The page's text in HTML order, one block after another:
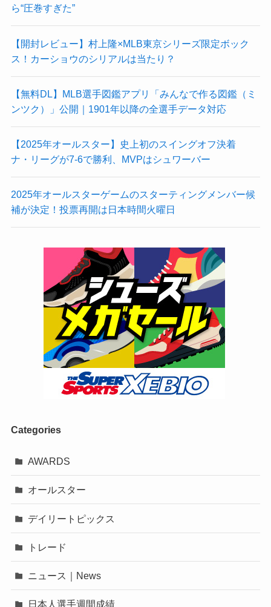
ら“圧巻すぎた”
【開封レビュー】村上隆×MLB東京シリーズ限定ボック
ス！カーショウのシリアルは当たり？
【無料DL】MLB選手図鑑アプリ「みんなで作る図鑑（ミ
ンツク）」公開｜1901年以降の全選手データ対応
【2025年オールスター】史上初のスイングオフ決着
ナ・リーグが7-6で勝利、MVPはシュワーバー
2025年オールスターゲームのスターティングメンバー候
補が決定！投票再開は日本時間火曜日
Categories
AWARDS
オールスター
デイリートピックス
トレード
ニュース｜News
日本人選手週間成績